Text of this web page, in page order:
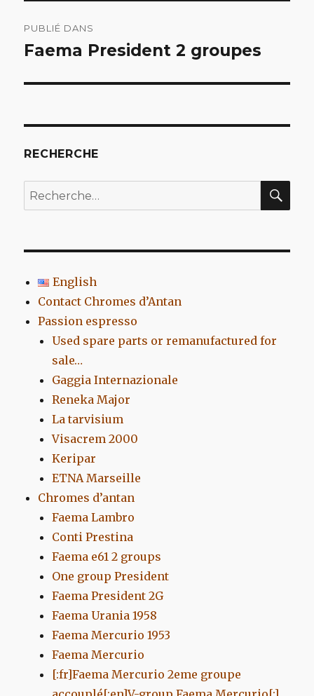
de
PUBLIÉ DANS
Faema President 2 groupes
RECHERCHE
Recherche
pour
English
Contact Chromes d’Antan
Passion espresso
Used spare parts or remanufactured for
sale…
Gaggia Internazionale
Reneka Major
La tarvisium
Visacrem 2000
Keripar
ETNA Marseille
Chromes d’antan
Faema Lambro
Conti Prestina
Faema e61 2 groups
One group President
Faema President 2G
Faema Urania 1958
Faema Mercurio 1953
Faema Mercurio
[:fr]Faema Mercurio 2eme groupe